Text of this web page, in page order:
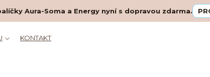
Aura-Soma a Energy nyní s dopravou zdarma.
KONTAKT